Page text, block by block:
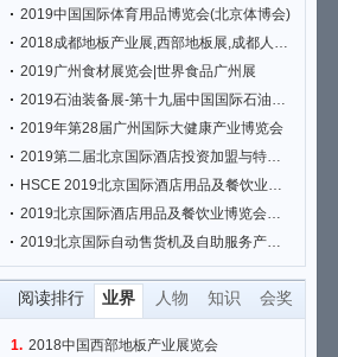
2019中国国际体育用品博览会(北京体博会)
2018成都地板产业展,西部地板展,成都人造板展,板材展
2019广州食材展览会|世界食品广州展
2019石油装备展-第十九届中国国际石油石化技术装备展览会
2019年第28届广州国际大健康产业博览会
2019第二届北京国际酒店投资加盟与特许经营展览会
HSCE 2019北京国际酒店用品及餐饮业博览会
2019北京国际酒店用品及餐饮业博览会（HSCE BEIJING）
2019北京国际自动售货机及自助服务产品展览会
阅读排行 业界 人物 知识 会奖
1. 2018中国西部地板产业展览会